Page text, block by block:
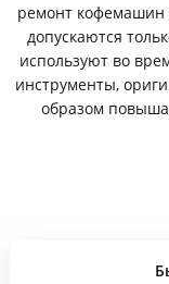
ремонт кофемашин
допускаются
используют во
инструменты,
образом